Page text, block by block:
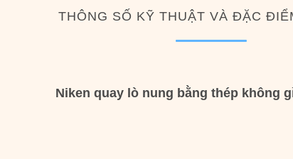
THÔNG SỐ KỸ THUẬT VÀ ĐẶC
Niken quay lò nung bằng thép không